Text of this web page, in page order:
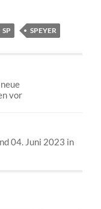
SP SPEYER
vor
04. Juni 2023 in